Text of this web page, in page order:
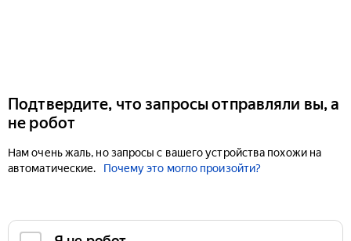
Подтвердите, что запросы отправляли вы, а
не робот
Нам очень жаль, но запросы с вашего устройства похожи на
автоматические.
Почему это могло произойти?